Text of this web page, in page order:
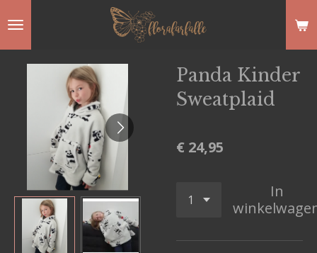
hoofdinhoud
Panda Kinder
Sweatplaid
€ 24,95
In